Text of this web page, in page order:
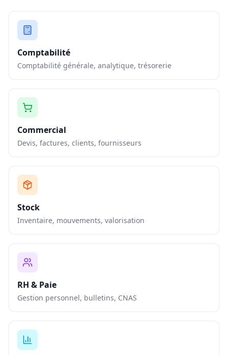
Comptabilité
Comptabilité générale, analytique, trésorerie
Commercial
Devis, factures, clients, fournisseurs
Stock
Inventaire, mouvements, valorisation
RH & Paie
Gestion personnel, bulletins, CNAS